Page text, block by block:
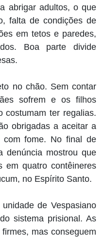
abrigar adultos, o que
falta de condições de
em tetos e paredes,
Boa parte divide
no chão. Sem contar
sofrem e os filhos
costumam ter regalias.
obrigadas a aceitar a
com fome. No final de
denúncia mostrou que
em quatro contêineres
no Espírito Santo.
de Vespasiano
sistema prisional. As
mas conseguem